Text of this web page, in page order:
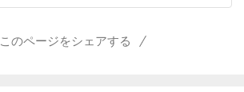
このページをシェアする